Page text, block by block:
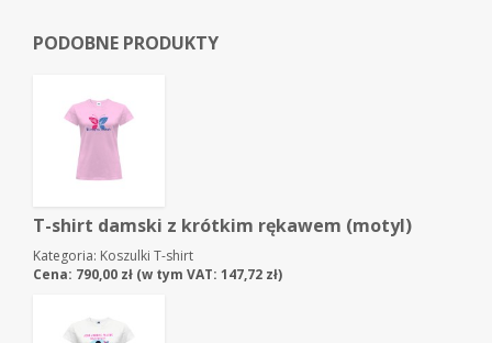
PODOBNE PRODUKTY
T-shirt damski z krótkim rękawem (motyl)
Kategoria: Koszulki T-shirt
Cena: 790,00 zł (w tym VAT: 147,72 zł)